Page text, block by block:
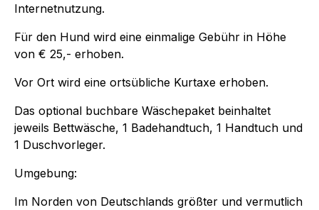
Internetnutzung.
Für den Hund wird eine einmalige Gebühr in Höhe
von € 25,- erhoben.
Vor Ort wird eine ortsübliche Kurtaxe erhoben.
Das optional buchbare Wäschepaket beinhaltet
jeweils Bettwäsche, 1 Badehandtuch, 1 Handtuch und
1 Duschvorleger.
Umgebung:
Im Norden von Deutschlands größter und vermutlich